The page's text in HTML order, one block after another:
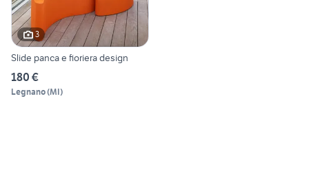
3
Slide panca e fioriera design
180 €
Legnano(MI)